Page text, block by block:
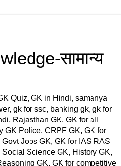
सामान्य
Quiz, GK in Hindi, samanya
gk for ssc, banking gk, gk for
Rajasthan GK, GK for all
GK Police, CRPF GK, GK for
Jobs GK, GK for IAS RAS
Social Science GK, History GK,
GK, GK for competitive